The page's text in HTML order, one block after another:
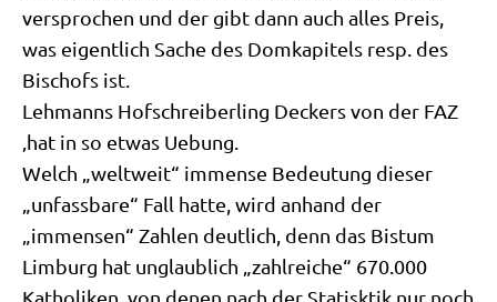
ver­spro­chen und der gibt dann auch alles Preis,
was eigent­lich Sache des Dom­ka­pi­tels resp. des
Bischofs ist.
Leh­manns Hof­schrei­ber­ling Deckers von der FAZ
‚hat in so etwas Uebung.
Welch „welt­weit“ immense Bedeu­tung die­ser
„unfass­ba­re“ Fall hat­te, wird anhand der
„immensen“ Zah­len deut­lich, denn das Bis­tum
Lim­burg hat unglaub­lich „zahl­rei­che“ 670.000